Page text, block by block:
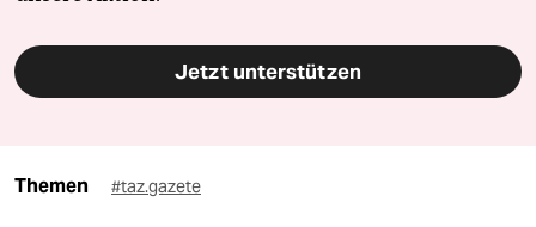
Jetzt unterstützen
Themen #taz.gazete